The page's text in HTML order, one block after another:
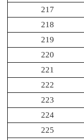
217
218
219
220
221
222
223
224
225